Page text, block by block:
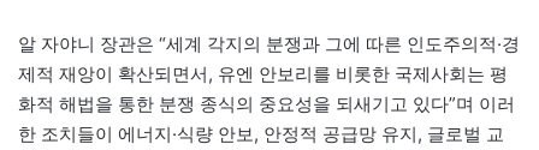
알 자야니 장관은 “세계 각지의 분쟁과 그에 따른 인도주의적·경
제적 재앙이 확산되면서, 유엔 안보리를 비롯한 국제사회는 평
화적 해법을 통한 분쟁 종식의 중요성을 되새기고 있다”며 이러
한 조치들이 에너지·식량 안보, 안정적 공급망 유지, 글로벌 교